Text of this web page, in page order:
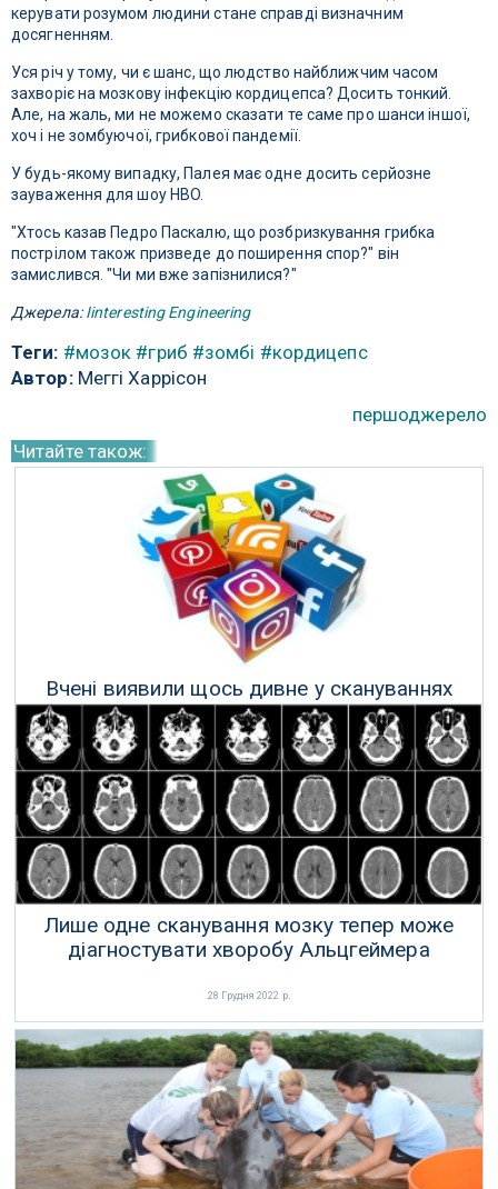
керувати розумом людини стане справді визначним
досягненням.
Уся річ у тому, чи є шанс, що людство найближчим часом
захворіє на мозкову інфекцію кордицепса? Досить тонкий.
Але, на жаль, ми не можемо сказати те саме про шанси іншої,
хоч і не зомбуючої, грибкової пандемії.
У будь-якому випадку, Палея має одне досить серйозне
зауваження для шоу HBO.
"Хтось казав Педро Паскалю, що розбризкування грибка
пострілом також призведе до поширення спор?" він
замислився. "Чи ми вже запізнилися?"
Джерела:Iinteresting Engineering
Теги: #мозок #гриб #зомбі #кордицепс
Автор:Меггі Харрісон
першоджерело
Читайте також:
Вчені виявили щось дивне у скануваннях
мозку підлітків
07 Січня 2023 р.
Лише одне сканування мозку тепер може
діагностувати хворобу Альцгеймера
28 Грудня 2022 р.